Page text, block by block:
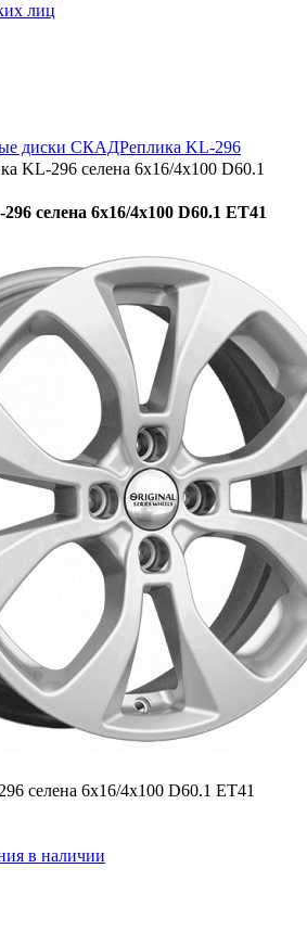
лиц
диски СКАДРеплика KL-296
KL-296 селена 6x16/4x100 D60.1
селена 6x16/4x100 D60.1 ET41
селена 6x16/4x100 D60.1 ET41
в наличии